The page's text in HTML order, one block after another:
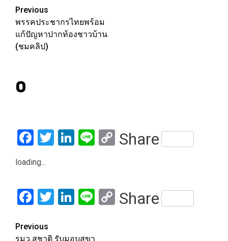
Post
navigation
Previous
พรรคประชากรไทยพร้อม
แก้ปัญหาปากท้องชาวบ้าน
(ชมคลิป)
0
Facebook
Twitter
LinkedIn
LineCopy
Share
loading...
Facebook
Twitter
LinkedIn
LineCopy
Share
Post
Previous
รมว.สุชาติ รับมอบสุขา